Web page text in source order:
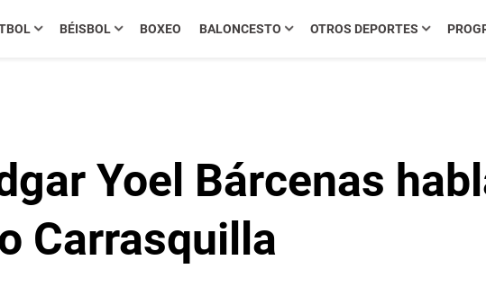
BÉISBOL BOXEO BALONCESTO OTROS DEPORTES
Yoel Bárcenas
Carrasquilla